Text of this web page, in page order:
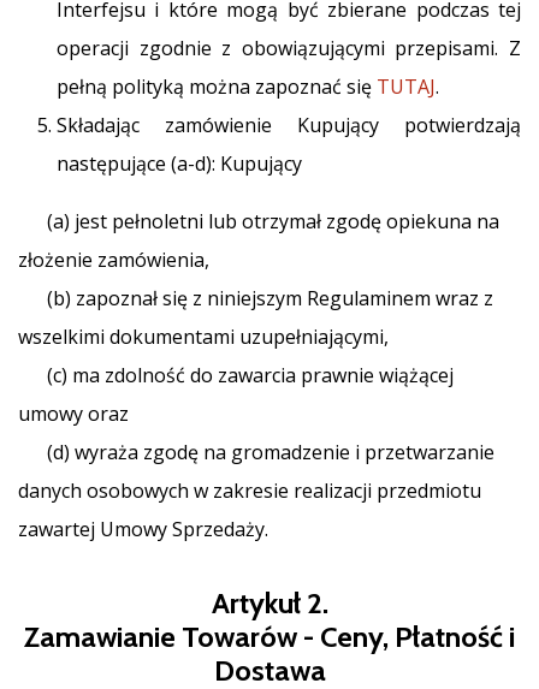
Interfejsu i które mogą być zbierane podczas tej
operacji zgodnie z obowiązującymi przepisami. Z
pełną polityką można zapoznać się TUTAJ.
Składając zamówienie Kupujący potwierdzają
następujące (a-d): Kupujący
(a) jest pełnoletni lub otrzymał zgodę opiekuna na
złożenie zamówienia,
(b) zapoznał się z niniejszym Regulaminem wraz z
wszelkimi dokumentami uzupełniającymi,
(c) ma zdolność do zawarcia prawnie wiążącej
umowy oraz
(d) wyraża zgodę na gromadzenie i przetwarzanie
danych osobowych w zakresie realizacji przedmiotu
zawartej Umowy Sprzedaży.
Artykuł 2.
Zamawianie Towarów - Ceny, Płatność i
Dostawa